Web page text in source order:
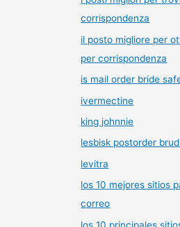
corrispondenza
il posto migliore per
per corrispondenza
is mail order bride
ivermectine
king johnnie
lesbisk postorder
levitra
los 10 mejores sitios
correo
los 10 principales